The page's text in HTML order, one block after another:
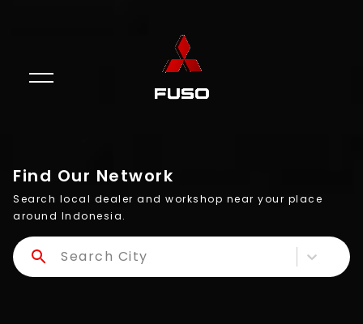
Find Our Network
Search local dealer and workshop near your place
around Indonesia.
Search City